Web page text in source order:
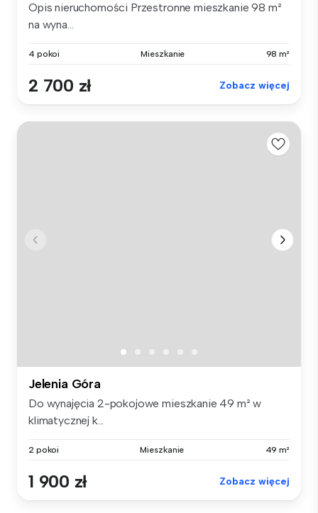
Opis nieruchomości Przestronne mieszkanie 98 m²
na wyna...
4 pokoi Mieszkanie 98 m²
2 700 zł Zobacz więcej
Jelenia Góra
Do wynajęcia 2-pokojowe mieszkanie 49 m² w
klimatycznej k...
2 pokoi Mieszkanie 49 m²
1 900 zł Zobacz więcej